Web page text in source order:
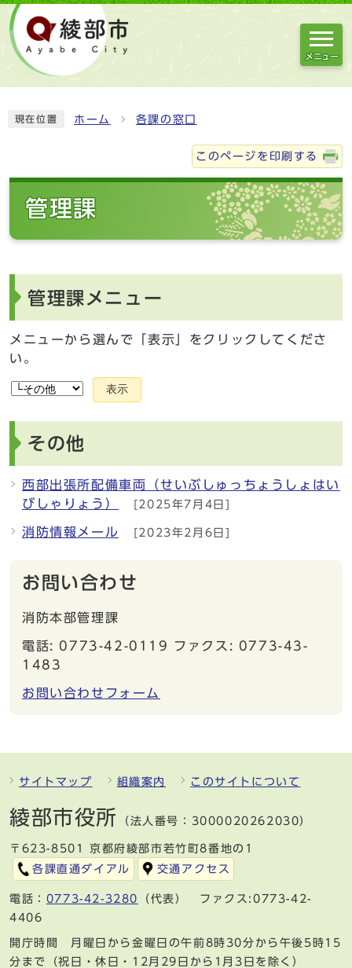
メニュー
現在位置 ホーム 各課の窓口
このページを印刷する
管理課
管理課メニュー
メニューから選んで「表示」をクリックしてくださ
い。
表示
その他
西部出張所配備車両（せいぶしゅっちょうしょはい
びしゃりょう）
[2025年7月4日]
消防情報メール [2023年2月6日]
お問い合わせ
消防本部管理課
電話: 0773-42-0119 ファクス: 0773-43-
1483
お問い合わせフォーム
サイトマップ 組織案内 このサイトについて
綾部市役所 （法人番号：3000020262030）
〒623-8501 京都府綾部市若竹町8番地の1
各課直通ダイアル
交通アクセス
電話： 0773-42-3280
（代表） ファクス:0773-42-
4406
開庁時間 月曜日から金曜日の午前8時30分から午後5時15
分まで（祝日・休日・12月29日から1月3日を除く）